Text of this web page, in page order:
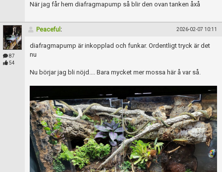
När jag får hem diafragmapump så blir den ovan tanken åxå
87
54
Peaceful : 2026-02-07 10:11
diafragmapump är inkopplad och funkar. Ordentligt tryck är det
nu
Nu börjar jag bli nöjd.... Bara mycket mer mossa här å var så.